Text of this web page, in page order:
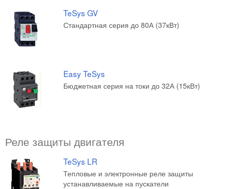
TeSys GV
Стандартная серия до 80А (37кВт)
Easy TeSys
Бюджетная серия на токи до 32А (15кВт)
Реле защиты двигателя
TeSys LR
Тепловые и электронные реле защиты
устанавливаемые на пускатели